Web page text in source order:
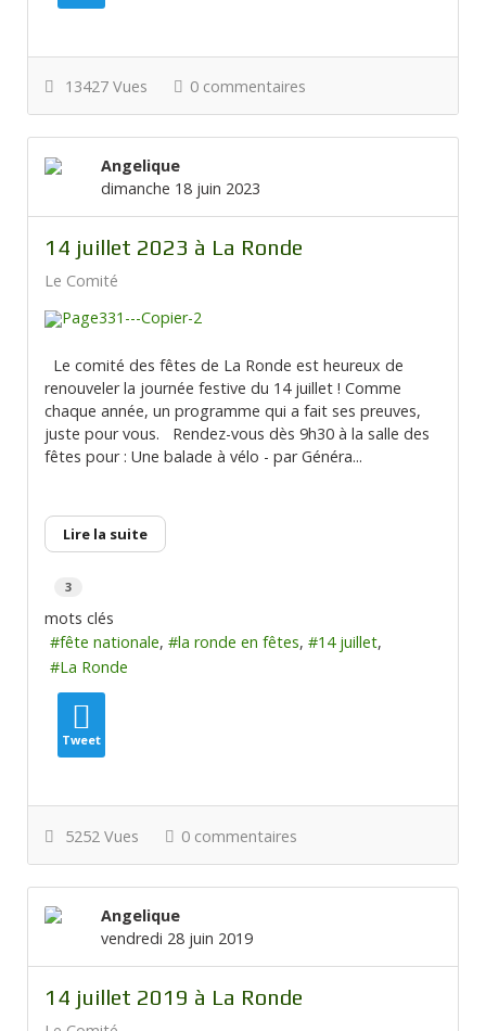
13427 Vues 0 commentaires
Angelique
dimanche 18 juin 2023
14 juillet 2023 à La Ronde
Le Comité
Le comité des fêtes de La Ronde est heureux de
renouveler la journée festive du 14 juillet ! Comme
chaque année, un programme qui a fait ses preuves,
juste pour vous. Rendez-vous dès 9h30 à la salle des
fêtes pour : Une balade à vélo - par Généra...
Lire la suite
3
mots clés
fête nationale
la ronde en fêtes
14 juillet
La Ronde
Tweet
5252 Vues 0 commentaires
Angelique
vendredi 28 juin 2019
14 juillet 2019 à La Ronde